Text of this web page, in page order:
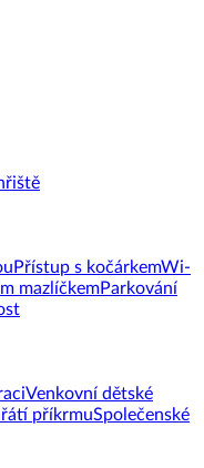
Přístup s kočárkemWi-
mazlíčkemParkování
Venkovní dětské
příkrmuSpolečenské